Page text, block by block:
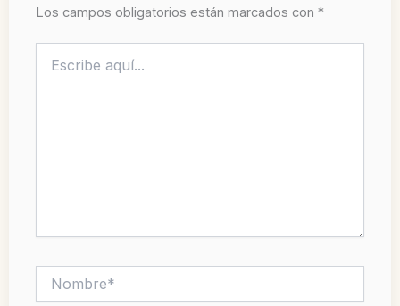
Los campos obligatorios están marcados con *
aquí...